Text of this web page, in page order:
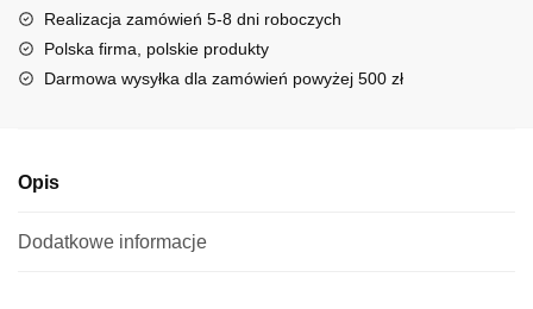
a
t
i
Realizacja zamówień 5-8 dni roboczych
Polska firma, polskie produkty
Darmowa wysyłka dla zamówień powyżej 500 zł
Opis
Dodatkowe informacje